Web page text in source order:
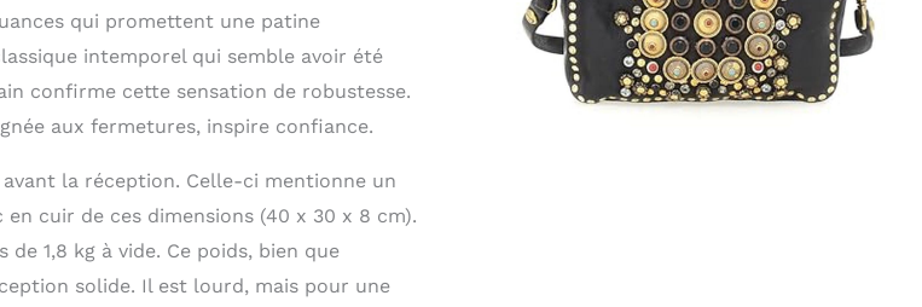
qui promettent une patine
intemporel qui semble avoir été
confirme cette sensation de robustesse.
aux fermetures, inspire confiance.
la réception. Celle-ci mentionne un
cuir de ces dimensions (40 x 30 x 8 cm).
1,8 kg à vide. Ce poids, bien que
solide. Il est lourd, mais pour une